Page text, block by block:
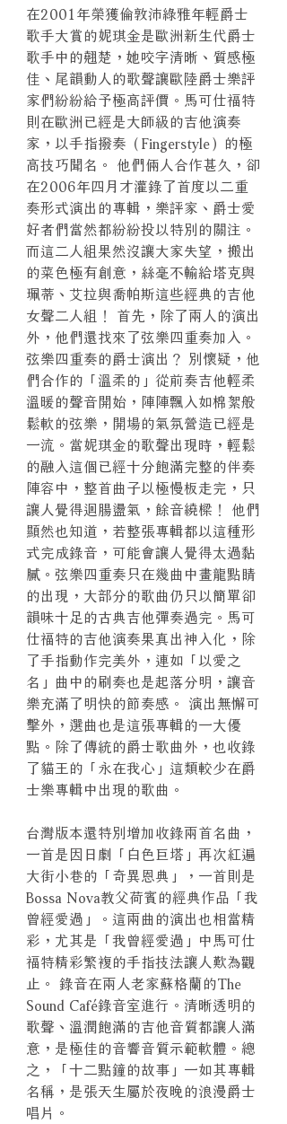
在2001年榮獲倫敦沛綠雅年輕爵士
歌手大賞的妮琪金是歐洲新生代爵士
歌手中的翹楚，她咬字清晰、質感極
佳、尾韻動人的歌聲讓歐陸爵士樂評
家們紛紛給予極高評價。馬可仕福特
則在歐洲已經是大師級的吉他演奏
家，以手指撥奏（Fingerstyle）的極
高技巧聞名。 他們倆人合作甚久，卻
在2006年四月才灌錄了首度以二重
奏形式演出的專輯，樂評家、爵士愛
好者們當然都紛紛投以特別的關注。
而這二人組果然沒讓大家失望，搬出
的菜色極有創意，絲毫不輸給塔克與
珮蒂、艾拉與喬帕斯這些經典的吉他
女聲二人組！ 首先，除了兩人的演出
外，他們還找來了弦樂四重奏加入。
弦樂四重奏的爵士演出？ 別懷疑，他
們合作的「溫柔的」從前奏吉他輕柔
溫暖的聲音開始，陣陣飄入如棉絮般
鬆軟的弦樂，開場的氣氛營造已經是
一流。當妮琪金的歌聲出現時，輕鬆
的融入這個已經十分飽滿完整的伴奏
陣容中，整首曲子以極慢板走完，只
讓人覺得迴腸盪氣，餘音繞樑！ 他們
顯然也知道，若整張專輯都以這種形
式完成錄音，可能會讓人覺得太過黏
膩。弦樂四重奏只在幾曲中畫龍點睛
的出現，大部分的歌曲仍只以簡單卻
韻味十足的古典吉他彈奏過完。馬可
仕福特的吉他演奏果真出神入化，除
了手指動作完美外，連如「以愛之
名」曲中的刷奏也是起落分明，讓音
樂充滿了明快的節奏感。 演出無懈可
擊外，選曲也是這張專輯的一大優
點。除了傳統的爵士歌曲外，也收錄
了貓王的「永在我心」這類較少在爵
士樂專輯中出現的歌曲。
台灣版本還特別增加收錄兩首名曲，
一首是因日劇「白色巨塔」再次紅遍
大街小巷的「奇異恩典」，一首則是
Bossa Nova教父荷賓的經典作品「我
曾經愛過」。這兩曲的演出也相當精
彩，尤其是「我曾經愛過」中馬可仕
福特精彩繁複的手指技法讓人歎為觀
止。 錄音在兩人老家蘇格蘭的The
Sound Café錄音室進行。清晰透明的
歌聲、溫潤飽滿的吉他音質都讓人滿
意，是極佳的音響音質示範軟體。總
之，「十二點鐘的故事」一如其專輯
名稱，是張天生屬於夜晚的浪漫爵士
唱片。